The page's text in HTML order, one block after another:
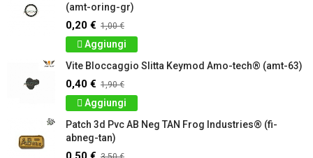
(amt-oring-gr)
0,20 € 1,00 €
Aggiungi
Vite Bloccaggio Slitta Keymod Amo-tech® (amt-63)
0,40 € 1,90 €
Aggiungi
Patch 3d Pvc AB Neg TAN Frog Industries® (fi-
abneg-tan)